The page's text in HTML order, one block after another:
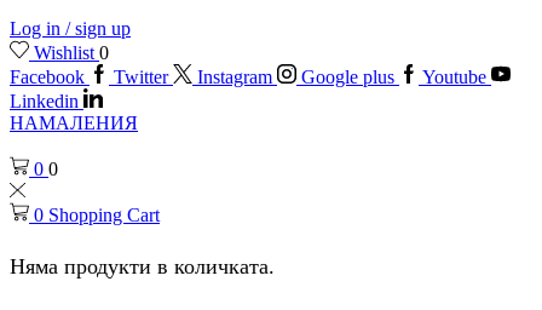
Log in / sign up
Wishlist 0
Facebook
Twitter Instagram Google plus
Youtube
Linkedin
НАМАЛЕНИЯ
0 0
0 Shopping Cart
Няма продукти в количката.